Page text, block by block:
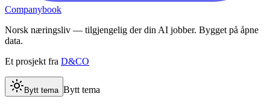
Companybook
Norsk næringsliv — tilgjengelig der din AI jobber. Bygget på åpne
data.
Et prosjekt fra D&CO
Bytt tema Bytt tema